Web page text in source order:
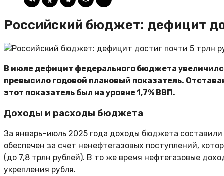
Российский бюджет: дефицит
В июле дефицит федерального бюджета
превысило годовой плановый показатель.
этот показатель был на уровне 1,7% ВВП.
Доходы и расходы бюджета
За январь–июль 2025 года доходы бюджета
обеспечен за счет ненефтегазовых поступлений,
(до 7,8 трлн рублей). В то же время нефтегазовые
укрепления рубля.